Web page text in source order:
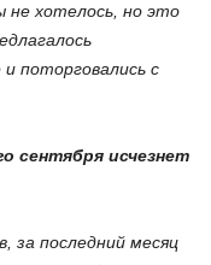
не хотелось, но это
поторговались с
сентября исчезнет
за последний месяц